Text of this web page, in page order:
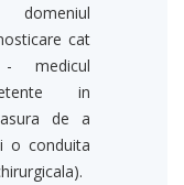
cat
medicul
in
de a
o conduita